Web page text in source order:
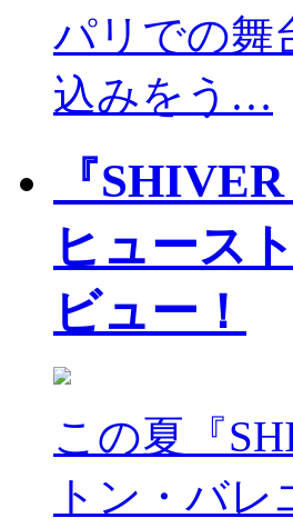
パリでの舞
込みをう…
『
ヒュース
ビュー！
この夏『
トン・バ